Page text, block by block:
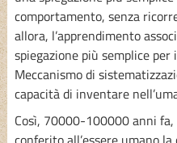
comportamento, senza
allora, l’apprendimento
spiegazione più semplice
Meccanismo di
capacità di inventare
Così, 70000-100000 anni